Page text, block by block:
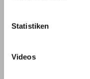
Statistiken
Videos